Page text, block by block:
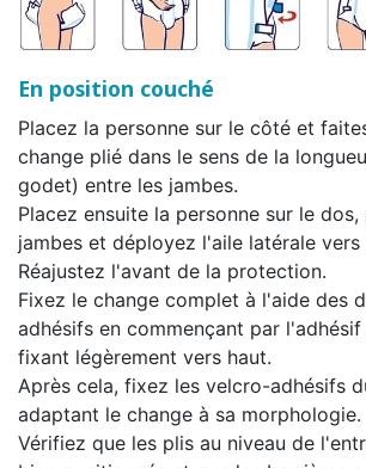
En position couché
Placez la personne sur le côté et
change plié dans le sens de la
godet) entre les jambes.
Placez ensuite la personne sur le dos,
jambes et déployez l'aile latérale vers
Réajustez l'avant de la protection.
Fixez le change complet à l'aide des
adhésifs en commençant par
fixant légèrement vers haut.
Après cela, fixez les velcro-adhésifs
adaptant le change à sa morphologie.
Vérifiez que les plis au niveau de